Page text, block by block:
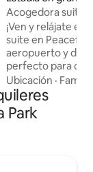
bus
Acogedora suite
local, cerca de
¡Ven y relájate
suite en Peaceful
aeropuerto y de
perfecto para
ocupada,
conectarse con
de la bodega local
Apartamento
Ubicación ·
Park